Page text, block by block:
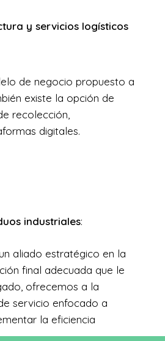
y servicios logísticos
de negocio propuesto a
existe la opción de
recolección,
digitales.
industriales:
aliado estratégico en la
final adecuada que le
ofrecemos a la
servicio enfocado a
la eficiencia